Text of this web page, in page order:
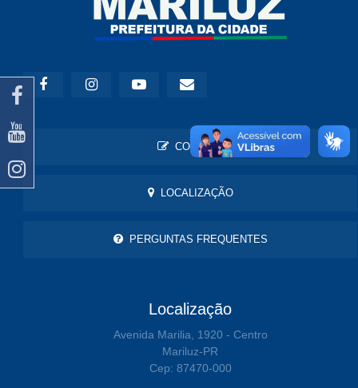
CONTATO
LOCALIZAÇÃO
PERGUNTAS FREQUENTES
Localização
Avenida Marilia, 1920 - Centro
Mariluz-PR
Cep: 87470-000